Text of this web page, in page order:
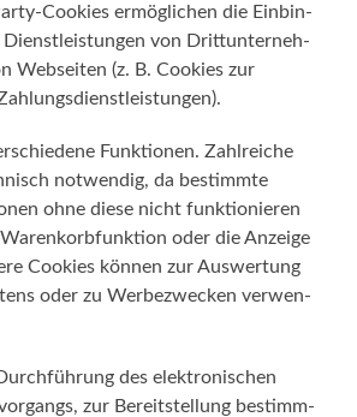
Cookies ermög­li­chen die Ein­bin­
Dienst­leis­tun­gen von Dritt­un­ter­neh­
Web­sei­ten (z. B. Coo­kies zur
Funk­tio­nen. Zahl­rei­che
not­wen­dig, da bestimm­te
ohne die­se nicht funk­tio­nie­ren
oder die Anzei­ge
Coo­kies kön­nen zur Aus­wer­tung
oder zu Wer­be­zwe­cken ver­wen­
des elek­tro­ni­schen
zur Bereit­stel­lung bestimm­